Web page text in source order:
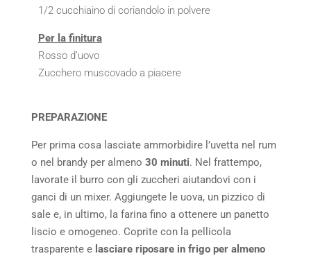
1/2 cucchiaino di coriandolo in polvere
Per la finitura
Rosso d’uovo
Zucchero muscovado a piacere
PREPARAZIONE
Per prima cosa lasciate ammorbidire l’uvetta nel rum
o nel brandy per almeno 30 minuti. Nel frattempo,
lavorate il burro con gli zuccheri aiutandovi con i
ganci di un mixer. Aggiungete le uova, un pizzico di
sale e, in ultimo, la farina fino a ottenere un panetto
liscio e omogeneo. Coprite con la pellicola
trasparente elasciare riposare in frigo per almeno